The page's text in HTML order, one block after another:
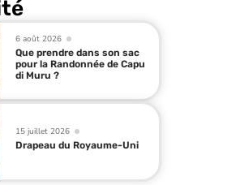
6 août 2026
Que prendre dans son sac
pour la Randonnée de Capu
di Muru ?
15 juillet 2026
Drapeau du Royaume-Uni